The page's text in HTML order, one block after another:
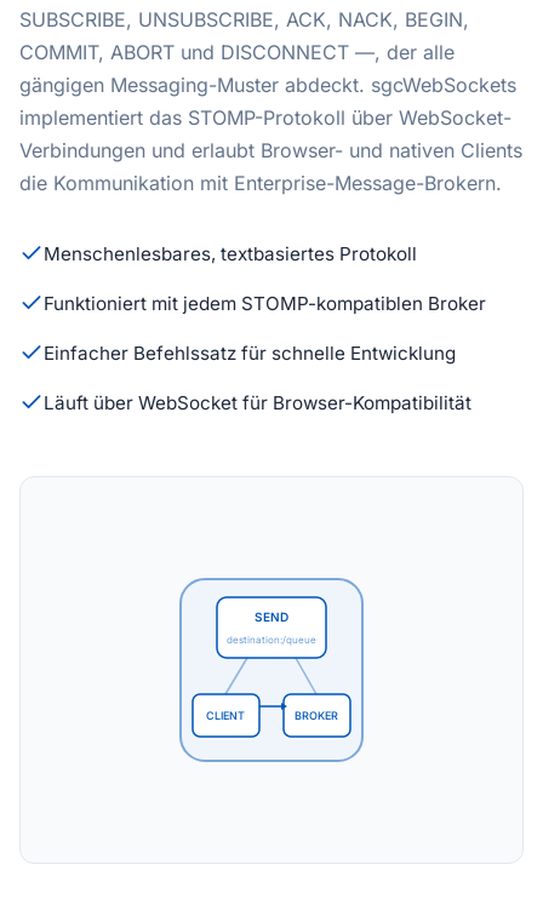
SUBSCRIBE, UNSUBSCRIBE, ACK, NACK, BEGIN,
COMMIT, ABORT und DISCONNECT —, der alle
gängigen Messaging-Muster abdeckt. sgcWebSockets
implementiert das STOMP-Protokoll über WebSocket-
Verbindungen und erlaubt Browser- und nativen Clients
die Kommunikation mit Enterprise-Message-Brokern.
Menschenlesbares, textbasiertes Protokoll
Funktioniert mit jedem STOMP-kompatiblen Broker
Einfacher Befehlssatz für schnelle Entwicklung
Läuft über WebSocket für Browser-Kompatibilität
SEND
destination:/queue
CLIENT BROKER